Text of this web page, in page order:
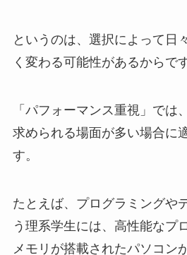
というのは、選択によって日
く変わる可能性があるからです
「パフォーマンス重視」では
求められる場面が多い場合に
す。
たとえば、プログラミングや
う理系学生には、高性能なプ
メモリが搭載されたパソコン